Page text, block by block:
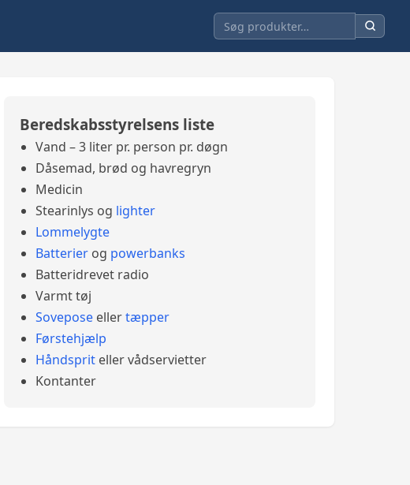
Beredskabsstyrelsens liste
Vand – 3 liter pr. person pr. døgn
Dåsemad, brød og havregryn
Medicin
Stearinlys og lighter
Lommelygte
Batterier og powerbanks
Batteridrevet radio
Varmt tøj
Sovepose ellertæpper
Førstehjælp
Håndsprit eller vådservietter
Kontanter